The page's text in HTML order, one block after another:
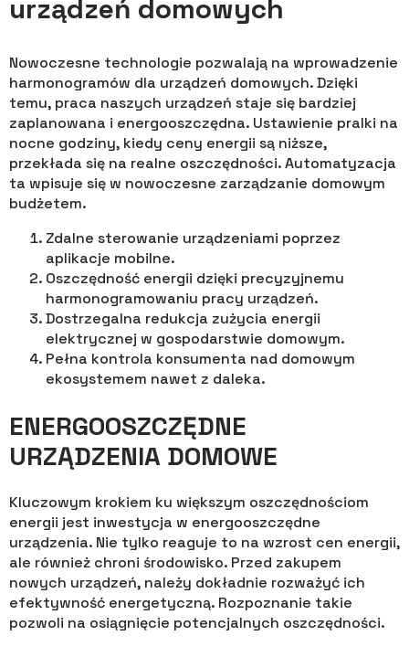
urządzeń domowych
Nowoczesne technologie pozwalają na wprowadzenie
harmonogramów dla urządzeń domowych. Dzięki
temu, praca naszych urządzeń staje się bardziej
zaplanowana i energooszczędna. Ustawienie pralki na
nocne godziny, kiedy ceny energii są niższe,
przekłada się na realne oszczędności. Automatyzacja
ta wpisuje się w nowoczesne zarządzanie domowym
budżetem.
Zdalne sterowanie urządzeniami poprzez
aplikacje mobilne.
Oszczędność energii dzięki precyzyjnemu
harmonogramowaniu pracy urządzeń.
Dostrzegalna redukcja zużycia energii
elektrycznej w gospodarstwie domowym.
Pełna kontrola konsumenta nad domowym
ekosystemem nawet z daleka.
ENERGOOSZCZĘDNE
URZĄDZENIA DOMOWE
Kluczowym krokiem ku większym oszczędnościom
energii jest inwestycja w energooszczędne
urządzenia. Nie tylko reaguje to na wzrost cen energii,
ale również chroni środowisko. Przed zakupem
nowych urządzeń, należy dokładnie rozważyć ich
efektywność energetyczną. Rozpoznanie takie
pozwoli na osiągnięcie potencjalnych oszczędności.